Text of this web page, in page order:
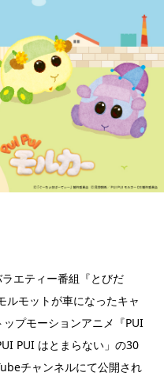
エティー番組『とびだ
ルモットが車になったキャ
ップモーションアニメ『PUI
PUI はとまらない」の30
チャンネルにて公開され